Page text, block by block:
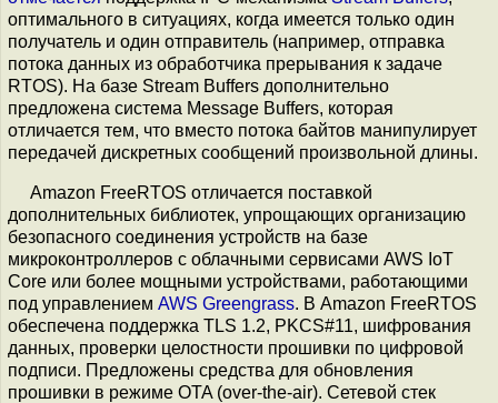
оптимального в ситуациях, когда имеется только один
получатель и один отправитель (например, отправка
потока данных из обработчика прерывания к задаче
RTOS). На базе Stream Buffers дополнительно
предложена система Message Buffers, которая
отличается тем, что вместо потока байтов манипулирует
передачей дискретных сообщений произвольной длины.
Amazon FreeRTOS отличается поставкой
дополнительных библиотек, упрощающих организацию
безопасного соединения устройств на базе
микроконтроллеров с облачными сервисами AWS IoT
Core или более мощными устройствами, работающими
под управлением AWS Greengrass. В Amazon FreeRTOS
обеспечена поддержка TLS 1.2, PKCS#11, шифрования
данных, проверки целостности прошивки по цифровой
подписи. Предложены средства для обновления
прошивки в режиме OTA (over-the-air). Сетевой стек